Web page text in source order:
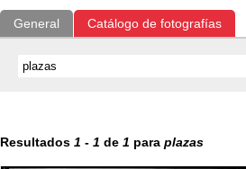
General Catálogo de fotografías
Resultados 1 - 1 de 1 para plazas